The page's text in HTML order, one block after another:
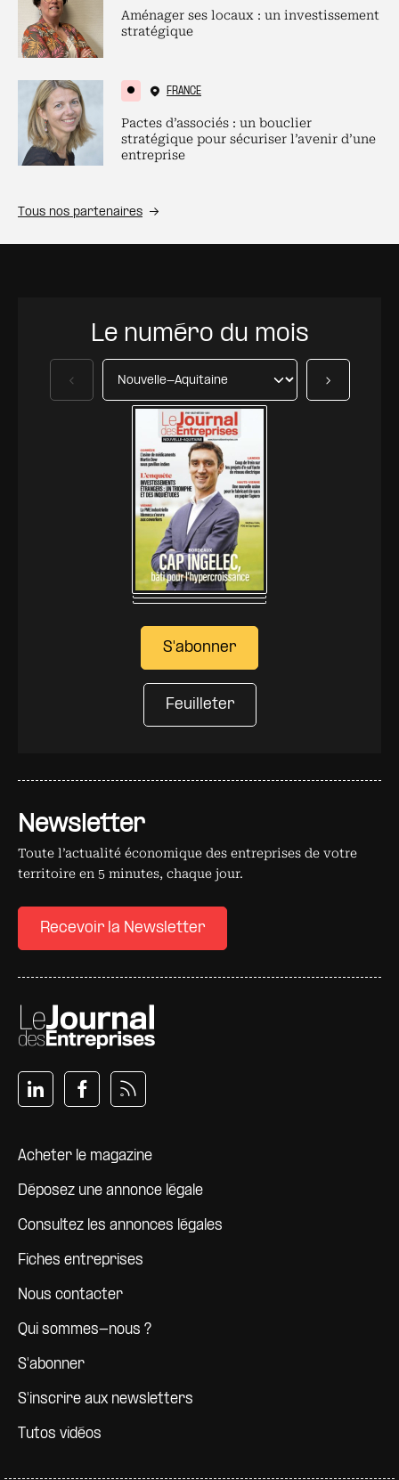
Aménager ses locaux : un investissement
stratégique
FRANCE
Pactes d’associés : un bouclier
stratégique pour sécuriser l’avenir d’une
entreprise
Tous nos partenaires
Newsletter
Toute l’actualité économique des entreprises de votre
territoire en 5 minutes, chaque jour.
Recevoir la Newsletter
Pied de page
Acheter le magazine
Déposez une annonce légale
Consultez les annonces légales
Fiches entreprises
Nous contacter
Qui sommes-nous ?
S'abonner
S'inscrire aux newsletters
Tutos vidéos
Le numéro du mois
S'abonner
Feuilleter
Précédent Suivant